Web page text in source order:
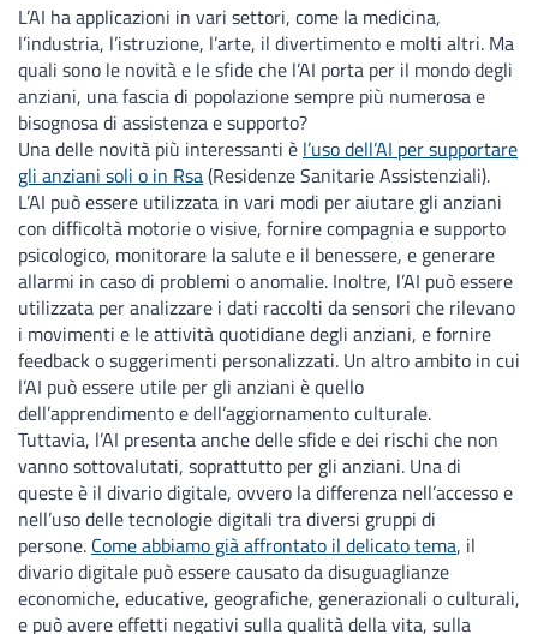
L’AI ha applicazioni in vari settori, come la medicina,
l’industria, l’istruzione, l’arte, il divertimento e molti altri. Ma
quali sono le novità e le sfide che l’AI porta per il mondo degli
anziani, una fascia di popolazione sempre più numerosa e
bisognosa di assistenza e supporto?
Una delle novità più interessanti è l’uso dell’AI per supportare
gli anziani soli o in Rsa(Residenze Sanitarie Assistenziali).
L’AI può essere utilizzata in vari modi per aiutare gli anziani
con difficoltà motorie o visive, fornire compagnia e supporto
psicologico, monitorare la salute e il benessere, e generare
allarmi in caso di problemi o anomalie. Inoltre, l’AI può essere
utilizzata per analizzare i dati raccolti da sensori che rilevano
i movimenti e le attività quotidiane degli anziani, e fornire
feedback o suggerimenti personalizzati. Un altro ambito in cui
l’AI può essere utile per gli anziani è quello
dell’apprendimento e dell’aggiornamento culturale.
Tuttavia, l’AI presenta anche delle sfide e dei rischi che non
vanno sottovalutati, soprattutto per gli anziani. Una di
queste è il divario digitale, ovvero la differenza nell’accesso e
nell’uso delle tecnologie digitali tra diversi gruppi di
persone. Come abbiamo già affrontato il delicato tema, il
divario digitale può essere causato da disuguaglianze
economiche, educative, geografiche, generazionali o culturali,
e può avere effetti negativi sulla qualità della vita, sulla